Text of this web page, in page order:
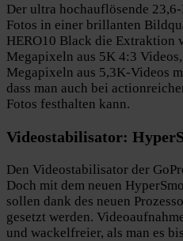
Der ultra hochauflösende
Fotos in einer brillanten
HERO10 Black die Extraktion
Megapixeln aus 5K 4:3
Megapixeln aus 5,3K-Videos
dass man auch bei
Fotos festhalten kann.
Videostabilisator:
Den Videostabilisator der
Doch mit dem neuen
sollen dank des neuen
gesetzt werden.
und wackelfreier, als man es